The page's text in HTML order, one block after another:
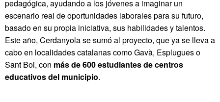
pedagógica, ayudando a los jóvenes a imaginar un
escenario real de oportunidades laborales para su futuro,
basado en su propia iniciativa, sus habilidades y talentos.
Este año, Cerdanyola se sumó al proyecto, que ya se lleva a
cabo en localidades catalanas como Gavà, Esplugues o
Sant Boi, con más de 600 estudiantes de centros
educativos del municipio.